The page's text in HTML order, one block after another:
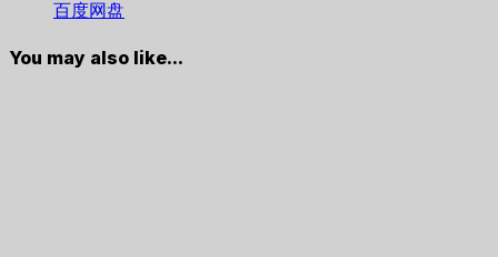
百度网盘
You may also like...